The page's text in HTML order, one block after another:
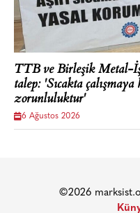
TTB ve Birleşik Metal-
talep: 'Sıcakta
zorunluluktur'
6 Ağustos 2026
©2026